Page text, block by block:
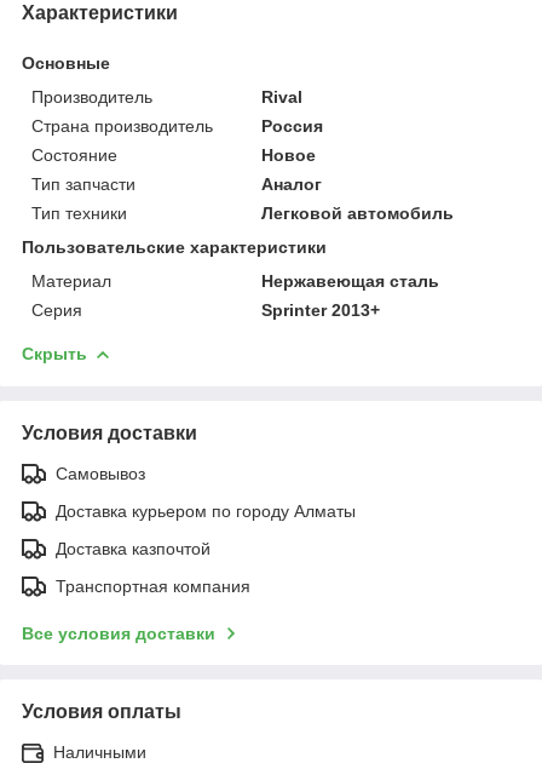
Характеристики
Основные
Производитель
Rival
Страна производитель
Россия
Состояние
Новое
Тип запчасти
Аналог
Тип техники
Легковой автомобиль
Пользовательские характеристики
Материал
Нержавеющая сталь
Серия
Sprinter 2013+
Скрыть
Условия доставки
Самовывоз
Доставка курьером по городу Алматы
Доставка казпочтой
Транспортная компания
Все условия доставки
Условия оплаты
Наличными